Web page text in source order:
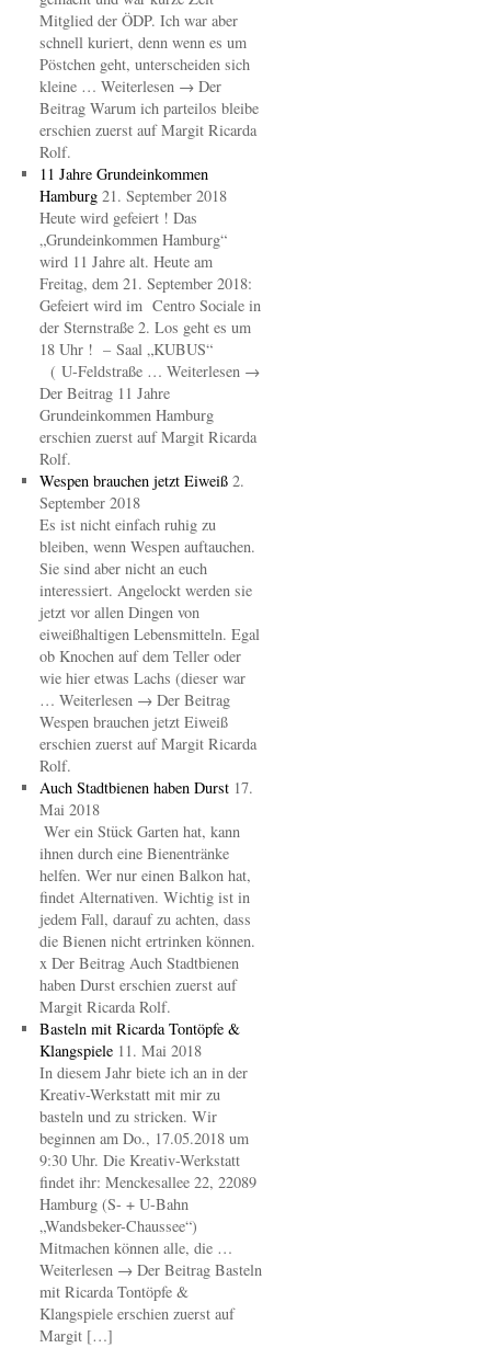
Mitglied der ÖDP. Ich war aber
schnell kuriert, denn wenn es um
Pöstchen geht, unterscheiden sich
kleine … Weiterlesen → Der
Beitrag Warum ich parteilos bleibe
erschien zuerst auf Margit Ricarda
Rolf.
11 Jahre Grundeinkommen
Hamburg 21. September 2018
Heute wird gefeiert ! Das
„Grundeinkommen Hamburg“
wird 11 Jahre alt. Heute am
Freitag, dem 21. September 2018:
Gefeiert wird im Centro Sociale in
der Sternstraße 2. Los geht es um
18 Uhr ! – Saal „KUBUS“
( U-Feldstraße … Weiterlesen →
Der Beitrag 11 Jahre
Grundeinkommen Hamburg
erschien zuerst auf Margit Ricarda
Rolf.
Wespen brauchen jetzt Eiweiß 2.
September 2018
Es ist nicht einfach ruhig zu
bleiben, wenn Wespen auftauchen.
Sie sind aber nicht an euch
interessiert. Angelockt werden sie
jetzt vor allen Dingen von
eiweißhaltigen Lebensmitteln. Egal
ob Knochen auf dem Teller oder
wie hier etwas Lachs (dieser war
… Weiterlesen → Der Beitrag
Wespen brauchen jetzt Eiweiß
erschien zuerst auf Margit Ricarda
Rolf.
Auch Stadtbienen haben Durst 17.
Mai 2018
Wer ein Stück Garten hat, kann
ihnen durch eine Bienentränke
helfen. Wer nur einen Balkon hat,
findet Alternativen. Wichtig ist in
jedem Fall, darauf zu achten, dass
die Bienen nicht ertrinken können.
x Der Beitrag Auch Stadtbienen
haben Durst erschien zuerst auf
Margit Ricarda Rolf.
Basteln mit Ricarda Tontöpfe &
Klangspiele 11. Mai 2018
In diesem Jahr biete ich an in der
Kreativ-Werkstatt mit mir zu
basteln und zu stricken. Wir
beginnen am Do., 17.05.2018 um
9:30 Uhr. Die Kreativ-Werkstatt
findet ihr: Menckesallee 22, 22089
Hamburg (S- + U-Bahn
„Wandsbeker-Chaussee“)
Mitmachen können alle, die …
Weiterlesen → Der Beitrag Basteln
mit Ricarda Tontöpfe &
Klangspiele erschien zuerst auf
Margit […]